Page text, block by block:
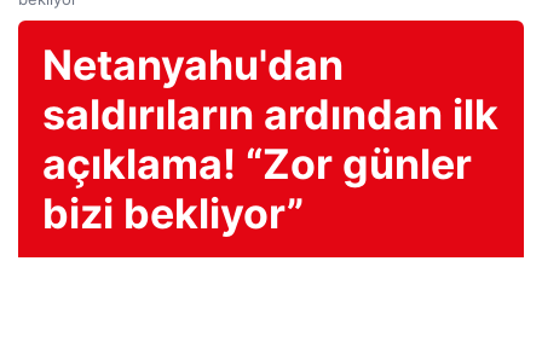
Netanyahu'dan
saldırıların ardından ilk
açıklama! “Zor günler
bizi bekliyor”